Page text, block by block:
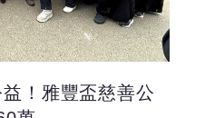
！雅豐盃慈善公